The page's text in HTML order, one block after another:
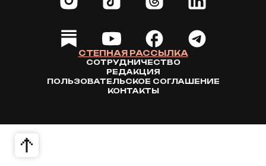
СТЕПНАЯ РАССЫЛКА
СОТРУДНИЧЕСТВО
РЕДАКЦИЯ
ПОЛЬЗОВАТЕЛЬСКОЕ СОГЛАШЕНИЕ
КОНТАКТЫ